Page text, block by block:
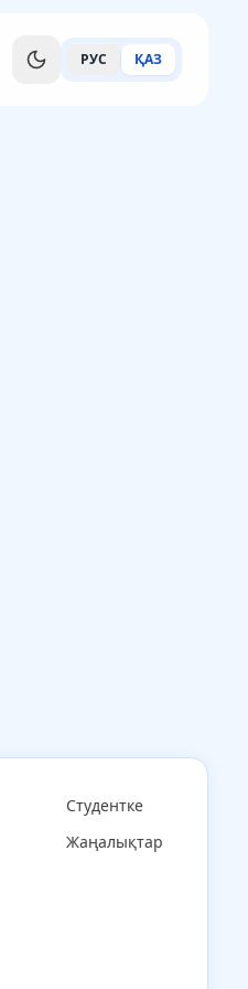
РУС ҚАЗ
Студентке
Жаңалықтар